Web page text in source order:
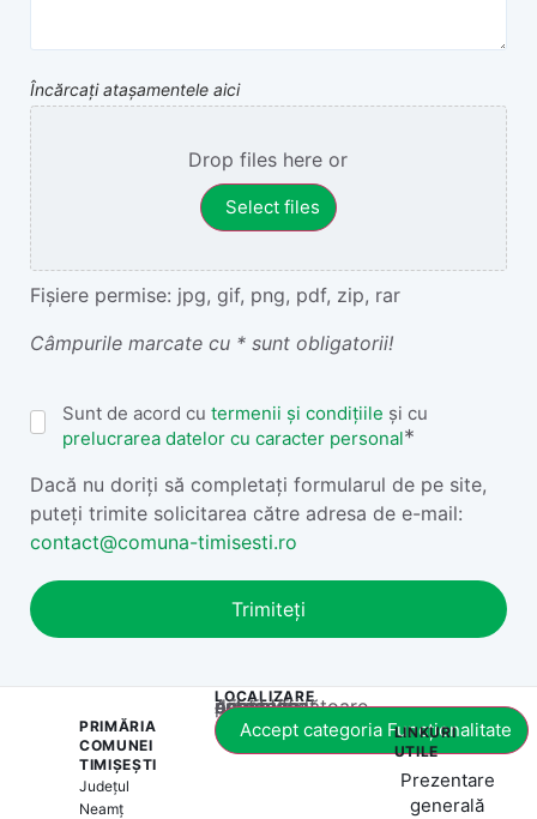
Încărcați atașamentele aici
Drop files here or
Select files
Fișiere permise: jpg, gif, png, pdf, zip, rar
Câmpurile marcate cu * sunt obligatorii!
Termeni
și
*
Sunt de acord cu termenii și condițiile și cu
prelucrarea datelor cu caracter personal*
Dacă nu doriți să completați formularul de pe site,
puteți trimite solicitarea către adresa de e-mail:
contact@comuna-timisesti.ro
PRIMĂRIA
COMUNEI
TIMIȘEȘTI
Județul
Neamț
LOCALIZARE
Acest conținut este blocat până când acceptați categoria corespunzătoare de cookie-uri.
Accept categoria Funcționalitate
LINKURI
UTILE
Prezentare
generală